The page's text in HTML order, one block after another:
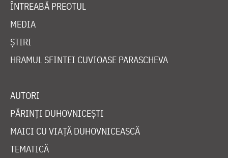
ÎNTREABĂ PREOTUL
MEDIA
ȘTIRI
HRAMUL SFINTEI CUVIOASE PARASCHEVA
AUTORI
PĂRINȚI DUHOVNICEȘTI
MAICI CU VIAȚĂ DUHOVNICEASCĂ
TEMATICĂ